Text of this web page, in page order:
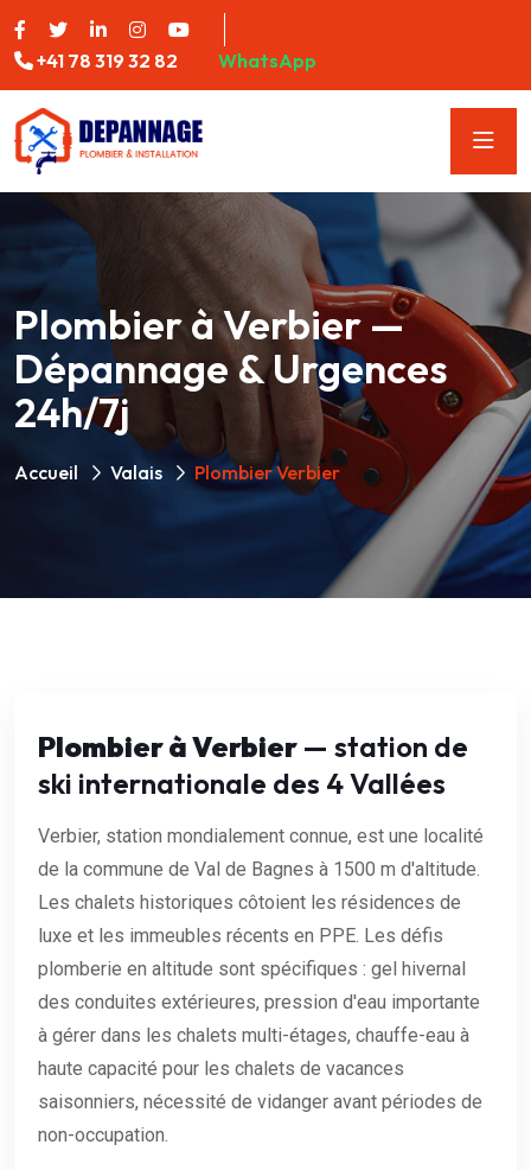
+41 78 319 32 82 WhatsApp
Plombier à Verbier —
Dépannage & Urgences
24h/7j
Accueil Valais Plombier Verbier
Plombier à Verbier — station de
ski internationale des 4 Vallées
Verbier, station mondialement connue, est une localité
de la commune de Val de Bagnes à 1500 m d'altitude.
Les chalets historiques côtoient les résidences de
luxe et les immeubles récents en PPE. Les défis
plomberie en altitude sont spécifiques : gel hivernal
des conduites extérieures, pression d'eau importante
à gérer dans les chalets multi-étages, chauffe-eau à
haute capacité pour les chalets de vacances
saisonniers, nécessité de vidanger avant périodes de
non-occupation.